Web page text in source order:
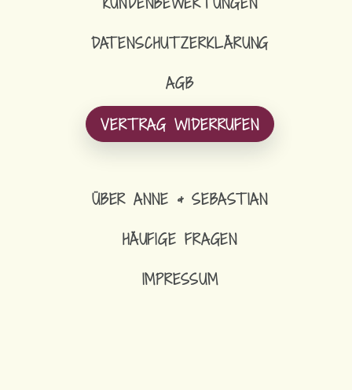
DATENSCHUTZERKLÄRUNG
AGB
VERTRAG WIDERRUFEN
ÜBER ANNE & SEBASTIAN
HÄUFIGE FRAGEN
IMPRESSUM